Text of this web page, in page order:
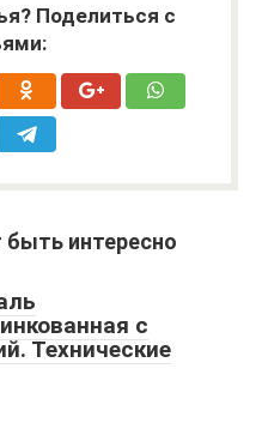
Поделиться с
интересно
с
Технические